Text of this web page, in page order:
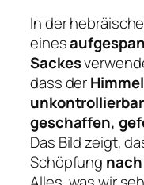
In der
eines
Sackes
dass der
geschaffen,
Das Bild zeigt,
Schöpfung